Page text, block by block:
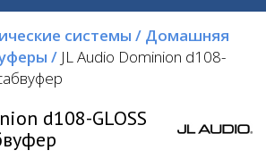
системы / Домашняя
/ JL Audio Dominion d108-
d108-GLOSS